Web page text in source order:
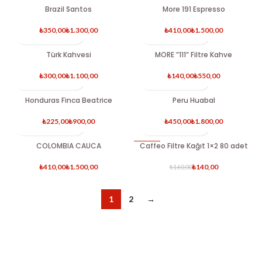
Brazil Santos
₺ ₺
More 191 Espresso
₺ ₺
Türk Kahvesi
₺ ₺
SOLD OUT
MORE ”111” Filtre Kahve
₺ ₺
SOLD OUT
Honduras Finca Beatrice
₺ ₺
Peru Huabal
₺ ₺
COLOMBIA CAUCA
₺ ₺
-13%
Caffeo Filtre Kağıt 1×2 80 adet
₺160,00₺140,00
1 2 →